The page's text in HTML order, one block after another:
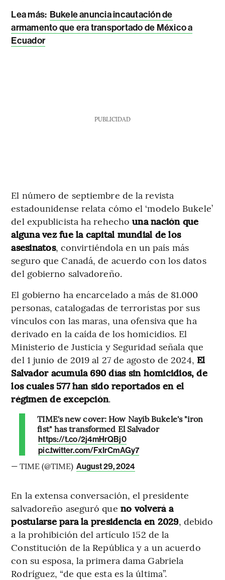
Lea más: Bukele anuncia incautación de
armamento que era transportado de México a
Ecuador
PUBLICIDAD
El número de septiembre de la revista
estadounidense relata cómo el ‘modelo Bukele’
del expublicista ha rehechouna nación que
alguna vez fue la capital mundial de los
asesinatos, convirtiéndola en un país más
seguro que Canadá, de acuerdo con los datos
del gobierno salvadoreño.
El gobierno ha encarcelado a más de 81.000
personas, catalogadas de terroristas por sus
vínculos con las maras, una ofensiva que ha
derivado en la caída de los homicidios. El
Ministerio de Justicia y Seguridad señala que
del 1 junio de 2019 al 27 de agosto de 2024, El
Salvador acumula 690 días sin homicidios, de
los cuales 577 han sido reportados en el
régimen de excepción.
TIME's new cover: How Nayib Bukele's "iron
fist" has transformed El Salvador
https://t.co/2j4mHrQBj0
pic.twitter.com/FxIrCmAGy7
— TIME (@TIME) August 29, 2024
En la extensa conversación, el presidente
salvadoreño aseguró que no volverá a
postularse para la presidencia en 2029, debido
a la prohibición del artículo 152 de la
Constitución de la República y a un acuerdo
con su esposa, la primera dama Gabriela
Rodríguez, “de que esta es la última”.